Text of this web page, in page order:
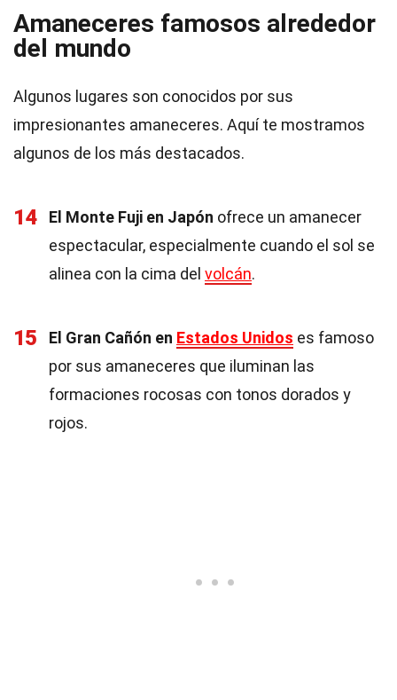
Amaneceres famosos alrededor
del mundo
Algunos lugares son conocidos por sus
impresionantes amaneceres. Aquí te mostramos
algunos de los más destacados.
14 El Monte Fuji en Japón ofrece un amanecer
espectacular, especialmente cuando el sol se
alinea con la cima del volcán.
15 El Gran Cañón en Estados Unidos es famoso
por sus amaneceres que iluminan las
formaciones rocosas con tonos dorados y
rojos.